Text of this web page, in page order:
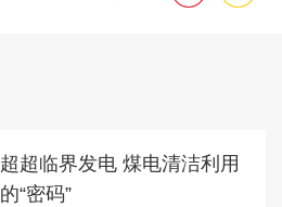
超超临界发电 煤电清洁利用
的“密码”